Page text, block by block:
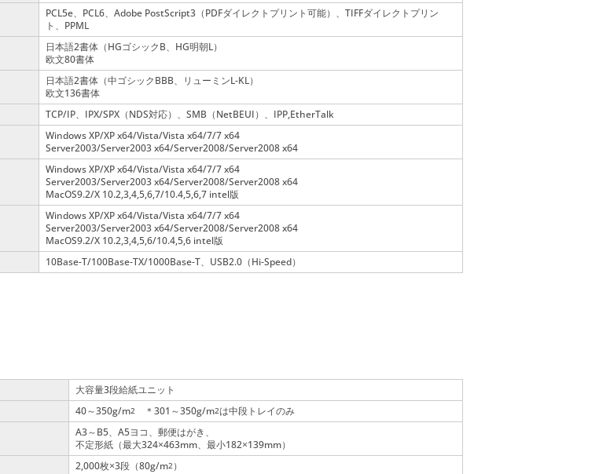
PCL5e、PCL6、Adobe PostScript3（PDFダイレクトプリント可能）、TIFFダイレクトプリン
ト、PPML
日本語2書体（HGゴシックB、HG明朝L）
欧文80書体
日本語2書体（中ゴシックBBB、リューミンL-KL）
欧文136書体
TCP/IP、IPX/SPX（NDS対応）、SMB（NetBEUI）、IPP,EtherTalk
Windows XP/XP x64/Vista/Vista x64/7/7 x64
Server2003/Server2003 x64/Server2008/Server2008 x64
Windows XP/XP x64/Vista/Vista x64/7/7 x64
Server2003/Server2003 x64/Server2008/Server2008 x64
MacOS9.2/X 10.2,3,4,5,6,7/10.4,5,6,7 intel版
Windows XP/XP x64/Vista/Vista x64/7/7 x64
Server2003/Server2003 x64/Server2008/Server2008 x64
MacOS9.2/X 10.2,3,4,5,6/10.4,5,6 intel版
10Base-T/100Base-TX/1000Base-T、USB2.0（Hi-Speed）
大容量3段給紙ユニット
40～350g/m2 ＊301～350g/m2は中段トレイのみ
A3～B5、A5ヨコ、郵便はがき、
不定形紙（最大324×463mm、最小182×139mm）
2,000枚×3段（80g/m2）